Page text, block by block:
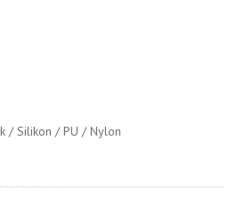
/ Silikon / PU / Nylon